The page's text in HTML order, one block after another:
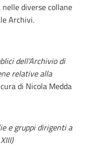
diverse collane
Archivi.
dell'Archivio di
relative alla
di Nicola Medda
e gruppi dirigenti a